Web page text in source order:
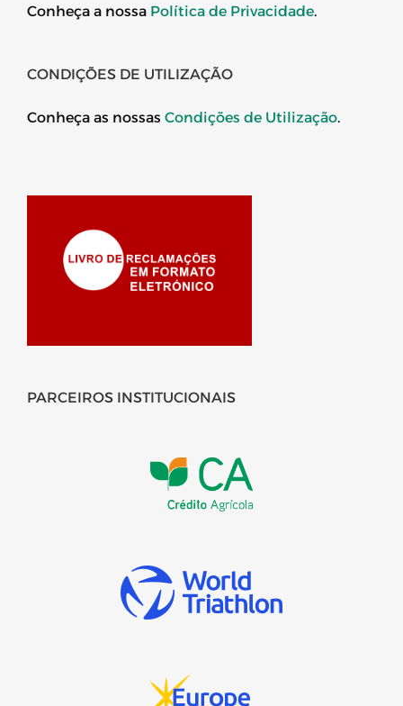
Conheça a nossa Política de Privacidade.
CONDIÇÕES DE UTILIZAÇÃO
Conheça as nossas Condições de Utilização.
PARCEIROS INSTITUCIONAIS